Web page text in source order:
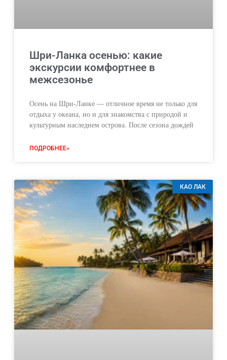
Шри-Ланка осенью: какие
экскурсии комфортнее в
межсезонье
Осень на Шри-Ланке — отличное время не только для
отдыха у океана, но и для знакомства с природой и
культурным наследием острова. После сезона дождей
ПОДРОБНЕЕ»
КАО ЛАК